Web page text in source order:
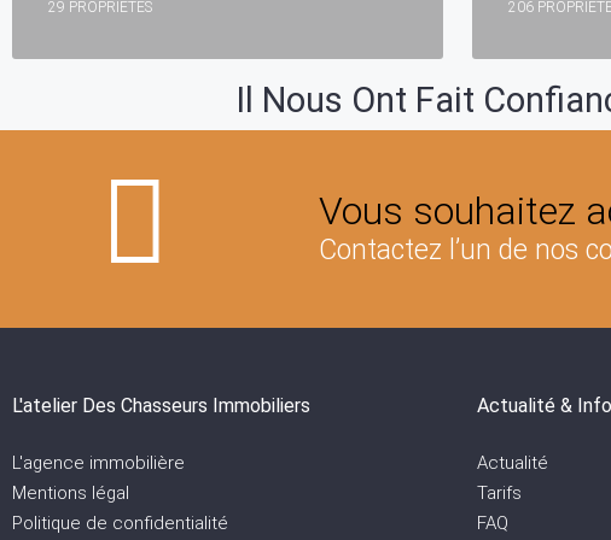
29 PROPRIÉTÉS 206
Il Nous Ont Fait
Vous souhaitez
Contactez l’un de nos
L'atelier Des Chasseurs Immobiliers
L'agence immobilière
Mentions légal
Politique de confidentialité
Actualité & Info
Actualité
Tarifs
FAQ